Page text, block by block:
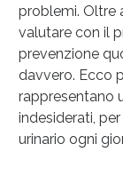
problemi. Oltre
valutare con il
prevenzione
davvero. Ecco
rappresentano
indesiderati,
urinario ogni
Anticellulite